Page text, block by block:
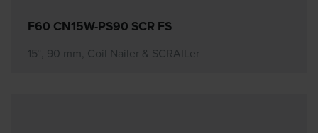
F60 CN15W-PS90 SCR FS
15°, 90 mm, Coil Nailer & SCRAILer